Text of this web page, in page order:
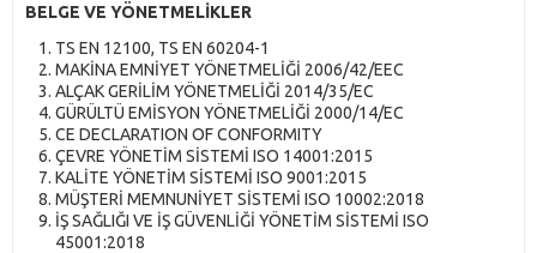
BELGE VE YÖNETMELİKLER
TS EN 12100, TS EN 60204-1
MAKİNA EMNİYET YÖNETMELİĞİ 2006/42/EEC
ALÇAK GERİLİM YÖNETMELİĞİ 2014/35/EC
GÜRÜLTÜ EMİSYON YÖNETMELİĞİ 2000/14/EC
CE DECLARATION OF CONFORMITY
ÇEVRE YÖNETİM SİSTEMİ ISO 14001:2015
KALİTE YÖNETİM SİSTEMİ ISO 9001:2015
MÜŞTERİ MEMNUNİYET SİSTEMİ ISO 10002:2018
İŞ SAĞLIĞI VE İŞ GÜVENLİĞİ YÖNETİM SİSTEMİ ISO
45001:2018